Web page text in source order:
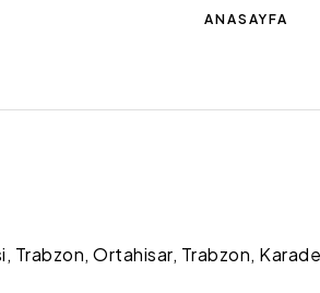
ANASAYFA
Trabzon, Ortahisar, Trabzon,